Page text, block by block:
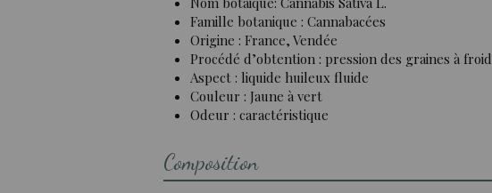
Famille botanique : Cannabacées
Origine : France, Vendée
Procédé d’obtention : pression des graines à froid
Aspect : liquide huileux fluide
Couleur : Jaune à vert
Odeur : caractéristique
Composition